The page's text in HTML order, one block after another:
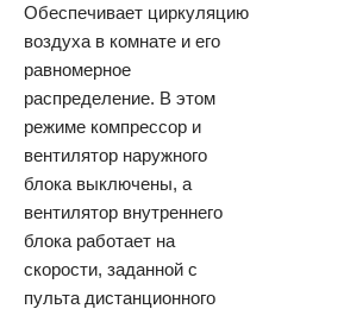
Обеспечивает циркуляцию
воздуха в комнате и его
равномерное
распределение. В этом
режиме компрессор и
вентилятор наружного
блока выключены, а
вентилятор внутреннего
блока работает на
скорости, заданной с
пульта дистанционного